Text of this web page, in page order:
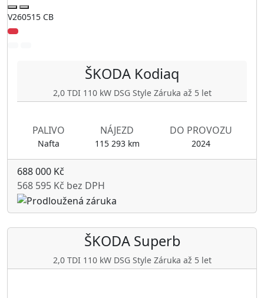
V260515 CB
ŠKODA Kodiaq
2,0 TDI 110 kW DSG Style Záruka až 5 let
PALIVO
Nafta
NÁJEZD
115 293 km
DO PROVOZU
2024
688 000 Kč
568 595 Kč bez DPH
ŠKODASuperb
2,0 TDI 110 kW DSG Style Záruka až 5 let